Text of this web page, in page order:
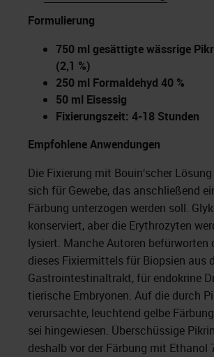
Formulierung
750 ml gesättigte wässrige
(2,1 %)
250 ml Formaldehyd 40 %
50 ml Eisessig
Fixierungszeit: 4-18 Stunden
Empfohlene Anwendungen
Die Fixierung mit Bouin‘scher
sich für Gewebe, das anschließend
Färbung unterzogen werden soll.
konserviert, aber die Erythrozyten
lysiert. Manche Autoren befürworten
dieses Fixiermittels für Biopsien aus
Gastrointestinaltrakt, für endokrine
tierische Embryonen. Auf die durch
verursachte, leuchtend gelbe
sei hingewiesen. Überschüssige
deshalb vor der Färbung mit Ethanol